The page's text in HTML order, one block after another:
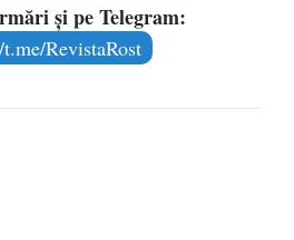
și pe Telegram:
RevistaRost